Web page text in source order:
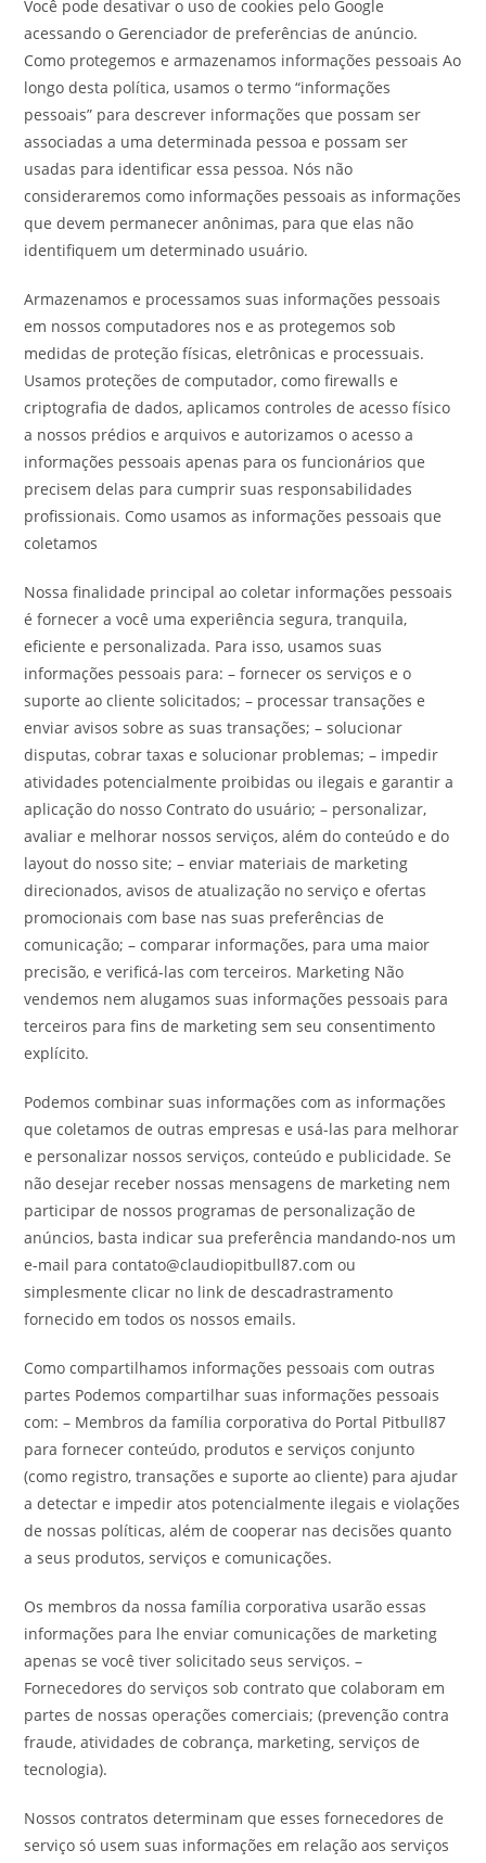
Você pode desativar o uso de cookies pelo Google
acessando o Gerenciador de preferências de anúncio.
Como protegemos e armazenamos informações pessoais Ao
longo desta política, usamos o termo “informações
pessoais” para descrever informações que possam ser
associadas a uma determinada pessoa e possam ser
usadas para identificar essa pessoa. Nós não
consideraremos como informações pessoais as informações
que devem permanecer anônimas, para que elas não
identifiquem um determinado usuário.
Armazenamos e processamos suas informações pessoais
em nossos computadores nos e as protegemos sob
medidas de proteção físicas, eletrônicas e processuais.
Usamos proteções de computador, como firewalls e
criptografia de dados, aplicamos controles de acesso físico
a nossos prédios e arquivos e autorizamos o acesso a
informações pessoais apenas para os funcionários que
precisem delas para cumprir suas responsabilidades
profissionais. Como usamos as informações pessoais que
coletamos
Nossa finalidade principal ao coletar informações pessoais
é fornecer a você uma experiência segura, tranquila,
eficiente e personalizada. Para isso, usamos suas
informações pessoais para: – fornecer os serviços e o
suporte ao cliente solicitados; – processar transações e
enviar avisos sobre as suas transações; – solucionar
disputas, cobrar taxas e solucionar problemas; – impedir
atividades potencialmente proibidas ou ilegais e garantir a
aplicação do nosso Contrato do usuário; – personalizar,
avaliar e melhorar nossos serviços, além do conteúdo e do
layout do nosso site; – enviar materiais de marketing
direcionados, avisos de atualização no serviço e ofertas
promocionais com base nas suas preferências de
comunicação; – comparar informações, para uma maior
precisão, e verificá-las com terceiros. Marketing Não
vendemos nem alugamos suas informações pessoais para
terceiros para fins de marketing sem seu consentimento
explícito.
Podemos combinar suas informações com as informações
que coletamos de outras empresas e usá-las para melhorar
e personalizar nossos serviços, conteúdo e publicidade. Se
não desejar receber nossas mensagens de marketing nem
participar de nossos programas de personalização de
anúncios, basta indicar sua preferência mandando-nos um
e-mail para contato@claudiopitbull87.com ou
simplesmente clicar no link de descadrastramento
fornecido em todos os nossos emails.
Como compartilhamos informações pessoais com outras
partes Podemos compartilhar suas informações pessoais
com: – Membros da família corporativa do Portal Pitbull87
para fornecer conteúdo, produtos e serviços conjunto
(como registro, transações e suporte ao cliente) para ajudar
a detectar e impedir atos potencialmente ilegais e violações
de nossas políticas, além de cooperar nas decisões quanto
a seus produtos, serviços e comunicações.
Os membros da nossa família corporativa usarão essas
informações para lhe enviar comunicações de marketing
apenas se você tiver solicitado seus serviços. –
Fornecedores do serviços sob contrato que colaboram em
partes de nossas operações comerciais; (prevenção contra
fraude, atividades de cobrança, marketing, serviços de
tecnologia).
Nossos contratos determinam que esses fornecedores de
serviço só usem suas informações em relação aos serviços